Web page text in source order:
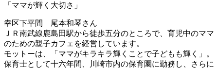
「ママが輝く大切さ」
幸区下平間 尾本和琴さん
ＪＲ南武線鹿島田駅から徒歩五分のところで、育児中のママ
のための親子カフェを経営しています。
モットーは、「ママがキラキラ輝くことで子どもも輝く」。
保育士として十六年間、川崎市内の保育園に勤務し、さらに